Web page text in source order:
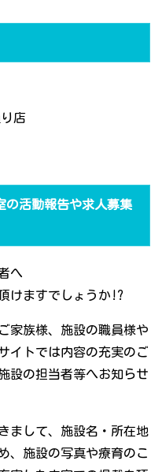
店
の活動報告や求人募集
へ
けますでしょうか!?
家族様、施設の職員様や
イトでは内容の充実のご
設の担当者等へお知らせ
まして、施設名・所在地
、施設の写真や療育のこ